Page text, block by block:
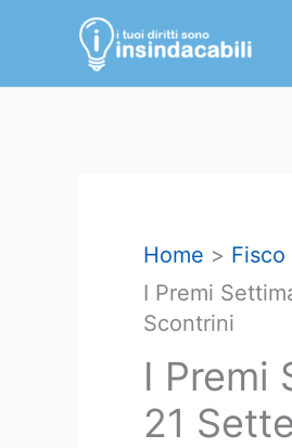
contenuto
Home
Fisco
I Premi
Scontrini
I Premi
21